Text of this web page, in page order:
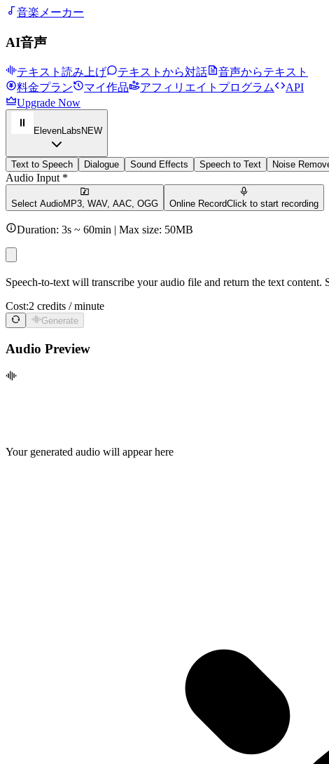
音楽メーカー
AI音声
テキスト読み上げ テキストから対話
音声からテキスト
料金プラン
マイ作品 アフィリエイトプログラム
API
Upgrade Now
ElevenLabs NEW
Text to Speech Dialogue Sound Effects Speech to Text Noise
Audio Input *
Select AudioMP3, WAV, AAC, OGG Online RecordClick to start recording
Duration: 3s ~ 60min | Max size: 50MB
Speech-to-text will transcribe your audio file and return the text
Cost:2 credits / minute
Generate
Audio Preview
Your generated audio will appear here